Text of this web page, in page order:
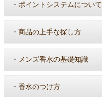
・ ポイントシステムについて
・ 商品の上手な探し方
・ メンズ香水の基礎知識
・ 香水のつけ方